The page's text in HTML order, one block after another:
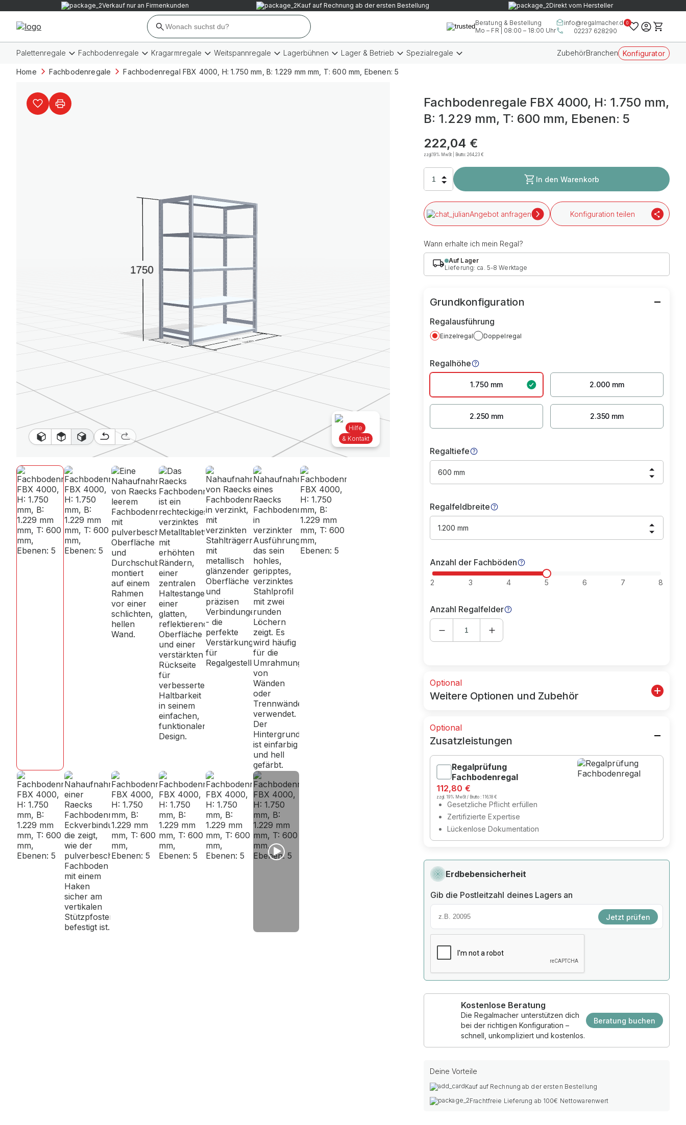
Verkauf nur an Firmenkunden Kauf auf Rechnung ab der ersten Bestellung Direkt vom Hersteller
Beratung & Bestellung
Mo – FR | 08:00 – 18:00 Uhr
info@regalmacher.de
02237 628290
0
Palettenregale Fachbodenregale Kragarmregale Weitspannregale Lagerbühnen Lager & Betrieb Spezialregale ZubehörBranchen Konfigurator
Home Fachbodenregale Fachbodenregal FBX 4000, H: 1.750 mm, B: 1.229 mm mm, T: 600 mm, Ebenen: 5
Hilfe
& Kontakt
Fachbodenregale FBX 4000, H: 1.750 mm,
B: 1.229 mm, T: 600 mm, Ebenen: 5
222,04 €
zzgl.19% MwSt | Brutto:264,23 €
In den Warenkorb
Angebot anfragen Konfiguration teilen
Wann erhalte ich mein Regal?
Auf Lager
Lieferung: ca. 5-8 Werktage
Grundkonfiguration
Regalausführung
Einzelregal Doppelregal
Regalhöhe
1.750 mm 2.000 mm
2.250 mm 2.350 mm
Regaltiefe
600 mm
Regalfeldbreite
1.200 mm
Anzahl der Fachböden
2 3 4 5 6 7 8
Anzahl Regalfelder
Optional
Weitere Optionen und Zubehör
Optional
Zusatzleistungen
Regalprüfung
Fachbodenregal
112,80 €
zzgl. 19% MwSt / Brutto :116,18 €
Gesetzliche Pflicht erfüllen
Zertifizierte Expertise
Lückenlose Dokumentation
Erdbebensicherheit
Gib die Postleitzahl deines Lagers an
Jetzt prüfen
Kostenlose Beratung
Die Regalmacher unterstützen dich
bei der richtigen Konfiguration –
schnell, unkompliziert und kostenlos.
Beratung buchen
Deine Vorteile
Kauf auf Rechnung ab der ersten Bestellung
Frachtfreie Lieferung ab 100€ Nettowarenwert